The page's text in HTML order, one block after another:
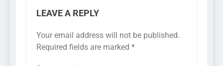
LEAVE A REPLY
Your email address will not be published.
Required fields are marked *